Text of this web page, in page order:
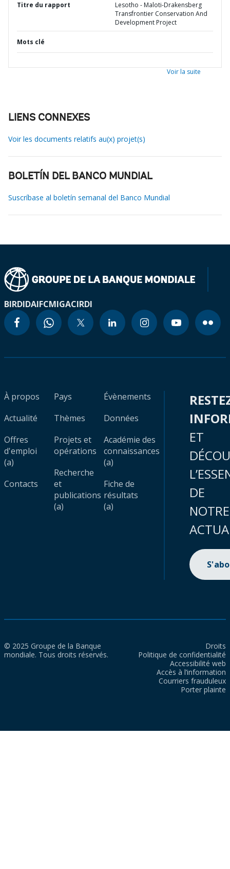
Titre du rapport
Lesotho - Maloti-Drakensberg
Transfrontier Conservation And
Development Project
Mots clé
Voir la suite
LIENS CONNEXES
Voir les documents relatifs au(x) projet(s)
BOLETÍN DEL BANCO MUNDIAL
Suscríbase al boletín semanal del Banco Mundial
BIRDIDAIFCMIGACIRDI
À propos
Actualité
Offres
d'emploi
(a)
Contacts
Pays
Thèmes
Projets et
opérations
Recherche
et
publications
(a)
Évènements
Données
Académie des
connaissances
(a)
Fiche de
résultats
(a)
ET
DE
NOTRE
© 2025 Groupe de la Banque
mondiale. Tous droits réservés.
Droits
Politique de confidentialité
Accessibilité web
Accès à l’information
Courriers frauduleux
Porter plainte